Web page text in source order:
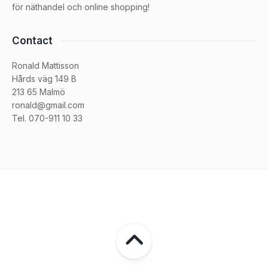
för näthandel och online shopping!
Contact
Ronald Mattisson
Hårds väg 149 B
213 65 Malmö
ronald@gmail.com
Tel. 070-911 10 33